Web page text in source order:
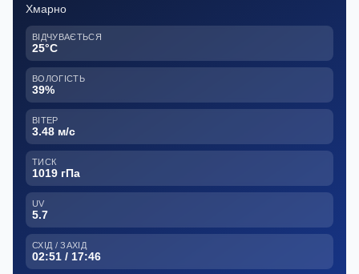
Хмарно
ВІДЧУВАЄТЬСЯ
25°C
ВОЛОГІСТЬ
39%
ВІТЕР
3.48 м/с
ТИСК
1019 гПа
UV
5.7
СХІД / ЗАХІД
02:51 / 17:46